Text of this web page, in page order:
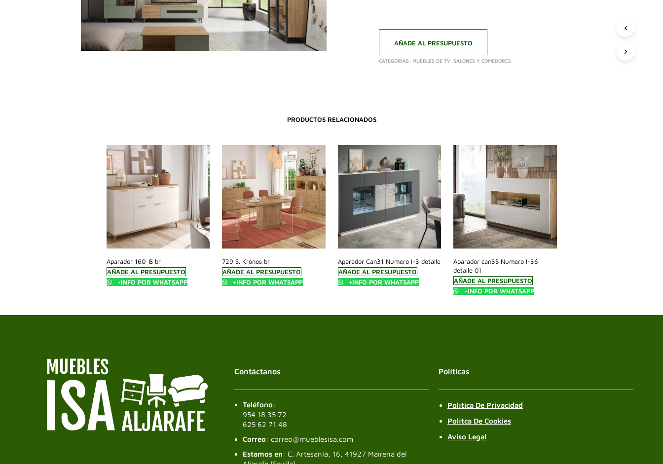
AÑADE AL PRESUPUESTO
CATEGORÍAS:MUEBLES DE TV ,SALONES Y COMEDORES
PRODUCTOS RELACIONADOS
Aparador 160_B br
AÑADE AL PRESUPUESTO
+INFO POR WHATSAPP
729 S. Kronos br
AÑADE AL PRESUPUESTO
+INFO POR WHATSAPP
Aparador Can31 Numero I-3 detalle
AÑADE AL PRESUPUESTO
+INFO POR WHATSAPP
Aparador can35 Numero I-36
detalle 01
AÑADE AL PRESUPUESTO
+INFO POR WHATSAPP
Contáctanos
Teléfono:
954 18 35 72
625 62 71 48
Correo: correo@mueblesisa.com
Estamos en: C. Artesanía, 16, 41927 Mairena del
Políticas
Política De Privacidad
Polítca De Cookies
Aviso Legal